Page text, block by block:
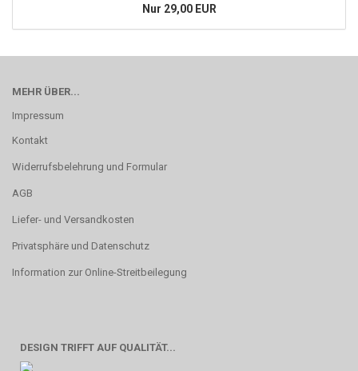
Nur 29,00 EUR
MEHR ÜBER...
Impressum
Kontakt
Widerrufsbelehrung und Formular
AGB
Liefer- und Versandkosten
Privatsphäre und Datenschutz
Information zur Online-Streitbeilegung
DESIGN TRIFFT AUF QUALITÄT...